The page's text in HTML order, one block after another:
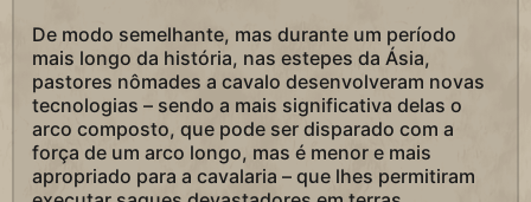
De modo semelhante, mas durante um período
mais longo da história, nas estepes da Ásia,
pastores nômades a cavalo desenvolveram novas
tecnologias – sendo a mais significativa delas o
arco composto, que pode ser disparado com a
força de um arco longo, mas é menor e mais
apropriado para a cavalaria – que lhes permitiram